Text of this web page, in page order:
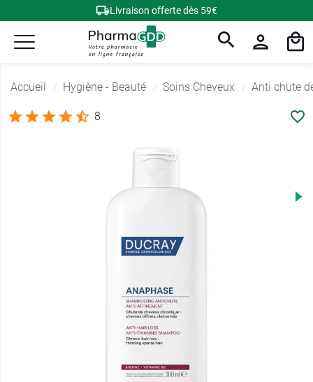
Livraison offerte dès 59€
Accueil Hygiène - Beauté Soins Cheveux Anti chute
8